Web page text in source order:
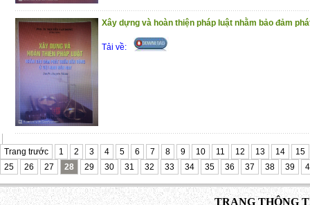
2020 đối với công chức, viên chức, người
Phần thứ ba. Hướng dẫn điều chỉnh
xã hội, bảo hiểm y tế đối với công chức,
Phần thứ tư
Phần thứ năm
bộ, công chức năm 2020
Phần thứ sáu
động, bảo hiểm xã hội, đưa người lao
nước ngoài theo hợp đồng
Trân trọng giới thiệu đến bạn đọc !
Xây dựng và hoàn thiện pháp luật nhằm bảo đảm
Tải về:
Trang trước 1 2 3 4 5 6 7 8 9 10 11 12 13 14
15
25
26 27 28 29 30 31 32 33 34 35 36 37 38 39
TRANG THÔNG